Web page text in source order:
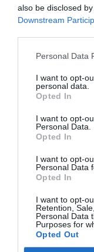
also be disclosed
Downstream
Personal Data
I want to opt-
personal data.
Opted In
I want to opt-
Personal Data.
Opted In
I want to opt-
Personal Data
Opted In
I want to opt-
Retention,
Personal Data
Purposes for
Opted Out
La
del 2009
No tot són
pandèmia i la
d’empreses ha
rector de la
presentat
Segons aquest,
un 8%
créixer un
desaparegut un
20.000